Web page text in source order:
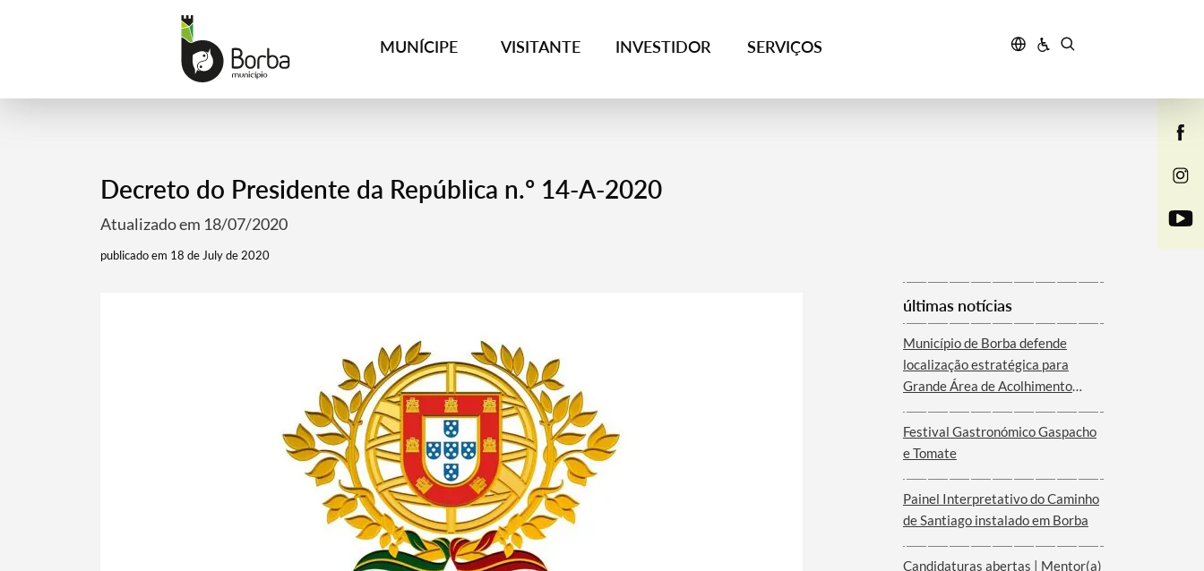
MUNÍCIPE VISITANTE INVESTIDOR SERVIÇOS
Decreto do Presidente da República n.º 14-A-2020
Atualizado em 18/07/2020
publicado em 18 de July de 2020
últimas notícias
Município de Borba defende
localização estratégica para
Grande Área de Acolhimento
Festival Gastronómico Gaspacho
e Tomate
Painel Interpretativo do Caminho
de Santiago instalado em Borba
Candidaturas abertas | Mentor(a)